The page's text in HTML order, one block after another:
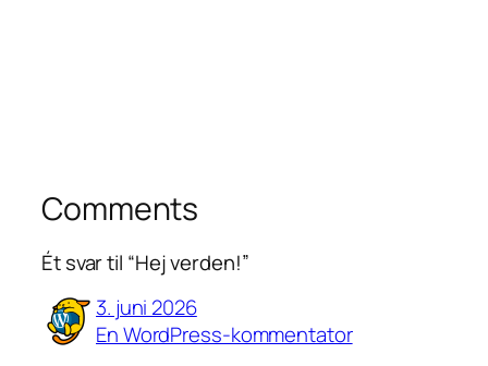
Comments
Ét svar til “Hej verden!”
3. juni 2026
En WordPress-kommentator